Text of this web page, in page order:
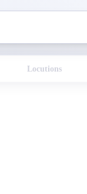
Locutions